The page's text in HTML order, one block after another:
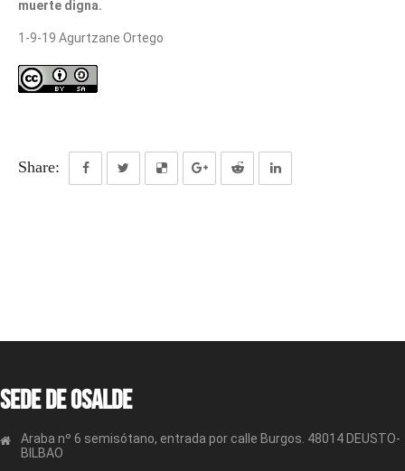
muerte digna.
1-9-19 Agurtzane Ortego
Share:
Sede de OSALDE
Araba nº 6 semisótano, entrada por calle Burgos. 48014 DEUSTO-
BILBAO